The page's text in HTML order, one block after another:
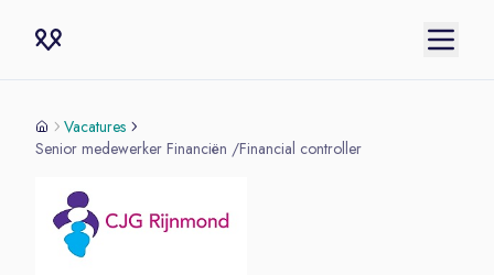
Vacatures
Senior medewerker Financiën /Financial controller